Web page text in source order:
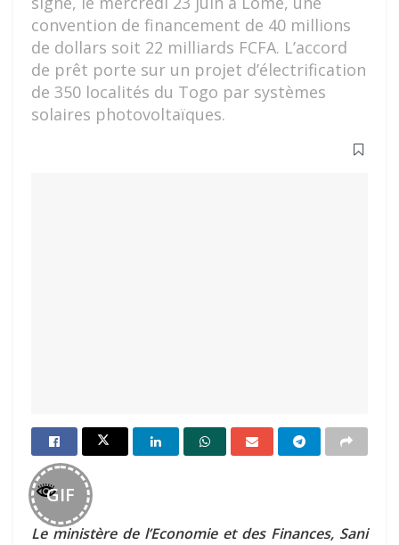
convention de financement de 40 millions
de dollars soit 22 milliards FCFA. L’accord
de prêt porte sur un projet d’électrification
de 350 localités du Togo par systèmes
solaires photovoltaïques.
GIF
Le ministère de l’Economie et des Finances, Sani